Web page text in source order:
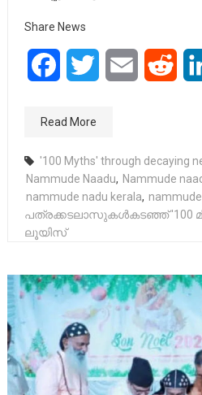
Share News
FacebookTwitter Email
Read More
'100 Myths' through decaying
Nammude Naadu, Nammude
nammude nadu kerala,
പത്രക്കടലാസുകള്‍കടഞ്ഞ് '100
ലൂയിസ്